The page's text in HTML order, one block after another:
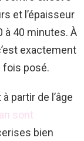
et l’épaisseur
à 40 minutes. À
exactement
fois posé.
partir de l’âge
sont
bien